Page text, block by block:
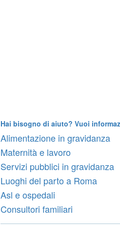
Hai bisogno di aiuto? Vuoi
Alimentazione in gravidanza
Maternità e lavoro
Servizi pubblici in gravidanza
Luoghi del parto a Roma
Asl e ospedali
Consultori familiari